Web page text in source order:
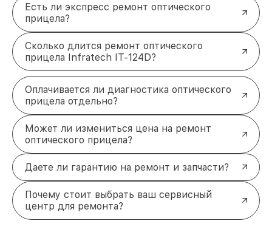
Есть ли экспресс ремонт оптического
прицела?
Сколько длится ремонт оптического
прицела Infratech IT-124D?
Оплачивается ли диагностика оптического
прицела отдельно?
Может ли измениться цена на ремонт
оптического прицела?
Даете ли гарантию на ремонт и запчасти?
Почему стоит выбрать ваш сервисный
центр для ремонта?